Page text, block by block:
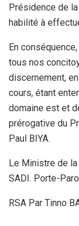
Présidence de la
habilité à
En
tous nos
discernement,
cours, étant
domaine est et
prérogative du
Paul BIYA.
Le Ministre de la
SADI. Porte-
RSA Par Tinno